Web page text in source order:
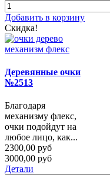
Добавить в корзину
Скидка!
Деревянные очки
№2513
Благодаря
механизму флекс,
очки подойдут на
любое лицо, как...
2300,00 руб
3000,00 руб
Детали